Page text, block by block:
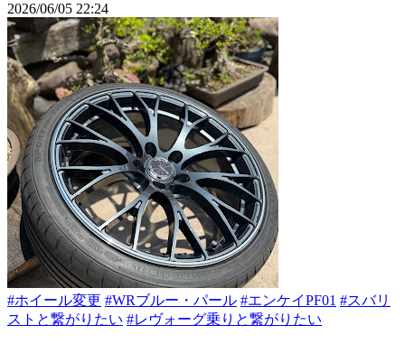
2026/06/05 22:24
#ホイール変更 #WRブルー・パール #エンケイPF01 #スバリ
ストと繋がりたい #レヴォーグ乗りと繋がりたい